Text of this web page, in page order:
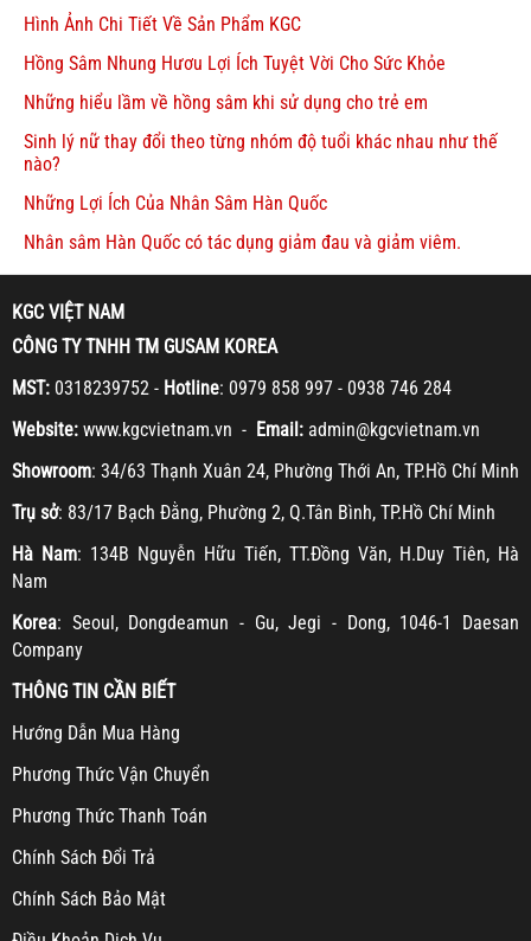
Hình Ảnh Chi Tiết Về Sản Phẩm KGC
Hồng Sâm Nhung Hươu Lợi Ích Tuyệt Vời Cho Sức Khỏe
Những hiểu lầm về hồng sâm khi sử dụng cho trẻ em
Sinh lý nữ thay đổi theo từng nhóm độ tuổi khác nhau như thế
nào?
Những Lợi Ích Của Nhân Sâm Hàn Quốc
Nhân sâm Hàn Quốc có tác dụng giảm đau và giảm viêm.
KGC VIỆT NAM
CÔNG TY TNHH TM GUSAM KOREA
MST: 0318239752 - Hotline: 0979 858 997 - 0938 746 284
Website: www.kgcvietnam.vn - Email: admin@kgcvietnam.vn
Showroom: 34/63 Thạnh Xuân 24, Phường Thới An, TP.Hồ Chí Minh
Trụ sở: 83/17 Bạch Đằng, Phường 2, Q.Tân Bình, TP.Hồ Chí Minh
Hà Nam: 134B Nguyễn Hữu Tiến, TT.Đồng Văn, H.Duy Tiên, Hà
Nam
Korea: Seoul, Dongdeamun - Gu, Jegi - Dong, 1046-1 Daesan
Company
THÔNG TIN CẦN BIẾT
Hướng Dẫn Mua Hàng
Phương Thức Vận Chuyển
Phương Thức Thanh Toán
Chính Sách Đổi Trả
Chính Sách Bảo Mật